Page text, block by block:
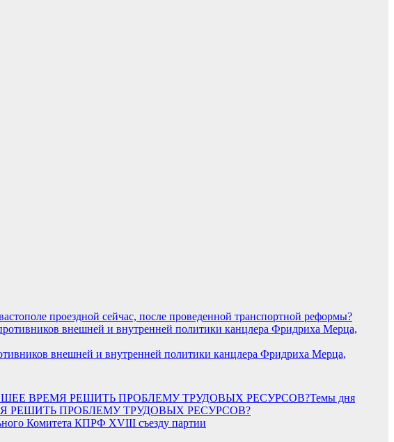
проездной сейчас, после проведенной транспортной реформы?
внешней и внутренней политики канцлера Фридриха Мерца,
Темы дня
РЕШИТЬ ПРОБЛЕМУ ТРУДОВЫХ РЕСУРСОВ?
Комитета КПРФ XVIII съезду партии